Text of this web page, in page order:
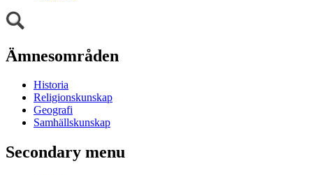
Ämnesområden
Historia
Religionskunskap
Geografi
Samhällskunskap
Secondary menu